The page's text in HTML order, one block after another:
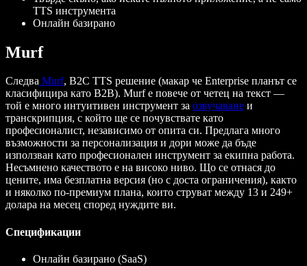
TTS инструмента
Онлайн базирано
Murf
Следва Murf, B2C TTS решение (макар че Enterprise планът се
класифицира като B2B). Murf е повече от четец на текст —
той е много интуитивен инструмент за озвучаване и
транскрипция, с който ще се почувствате като
професионалист, независимо от опита си. Предлага много
възможности за персонализация и дори може да бъде
използван като професионален инструмент за екипна работа.
Несъмнено качеството е на високо ниво. Що се отнася до
цените, има безплатна версия (но с доста ограничения), както
и няколко по-премиум плана, които струват между 13 и 249+
долара на месец според нуждите ви.
Спецификации
Онлайн базирано (SaaS)